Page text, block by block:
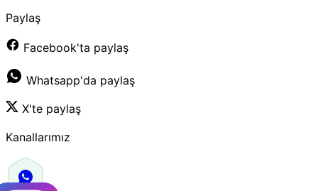
Paylaş
Facebook'ta paylaş
Whatsapp'da paylaş
X'te paylaş
Kanallarımız